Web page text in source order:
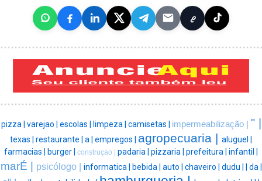
pizza | varejao | escolas | limpeza | camisetas | impermeabilização | " |
texas | restaurante | a | empregos | agropecuaria | aluguel |
farmacias | burger | construçao | padaria | pizzaria | prefeitura | infantil |
marÉ | psicólogo | informatica | bebida | auto | chaveiro | dudu | | da |